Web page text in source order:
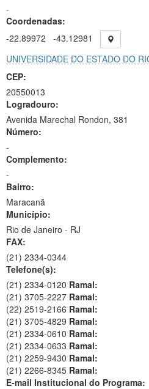
-
Coordenadas:
-22.89972
-43.12981
UNIVERSIDADE DO ESTADO DO
CEP:
20550013
Logradouro:
Avenida Marechal Rondon, 381
Número:
-
Complemento:
-
Bairro:
Maracanã
Município:
Rio de Janeiro - RJ
FAX:
(21) 2334-0344
Telefone(s):
(21) 2334-0120 Ramal:
(21) 3705-2227 Ramal:
(22) 2519-2166 Ramal:
(21) 3705-4829 Ramal:
(21) 2334-0610 Ramal:
(21) 2334-0633 Ramal:
(21) 2259-9430 Ramal:
(21) 2266-8345 Ramal:
E-mail Institucional do Programa: